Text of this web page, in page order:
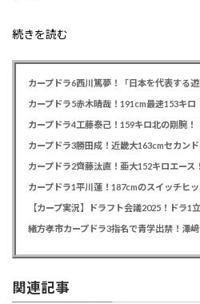
続きを読む
カープドラ4工藤泰己！159キロ北の剛腕！
カープドラ2齊藤汰直！亜大152キロエース
【カープ実況】ドラフト会議2025！ドラ1
関連記事